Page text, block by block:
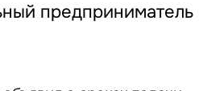
предприниматель